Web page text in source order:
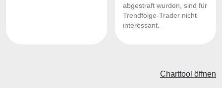
abgestraft wurden, sind für
Trendfolge-Trader nicht
interessant.
Charttool öffnen